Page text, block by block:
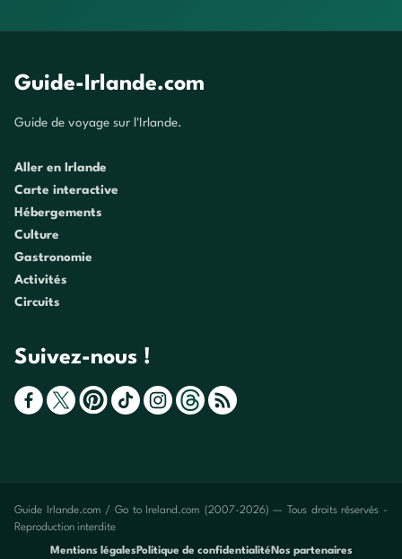
Guide-Irlande.com
Guide de voyage sur l'Irlande.
Aller en Irlande
Carte interactive
Hébergements
Culture
Gastronomie
Activités
Circuits
Suivez-nous !
Guide Irlande.com / Go to Ireland.com (2007-2026) — Tous droits réservés -
Reproduction interdite
Mentions légales Politique de confidentialité Nos partenaires